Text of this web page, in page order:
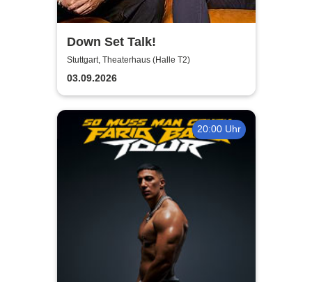
Down Set Talk!
Stuttgart, Theaterhaus (Halle T2)
03.09.2026
20:00 Uhr